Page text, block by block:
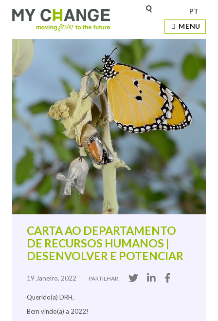
MENU
PT
CARTA AO DEPARTAMENTO
DE RECURSOS HUMANOS |
DESENVOLVER E POTENCIAR
19 Janeiro, 2022 PARTILHAR:
Querido(a) DRH,
Bem vindo(a) a 2022!